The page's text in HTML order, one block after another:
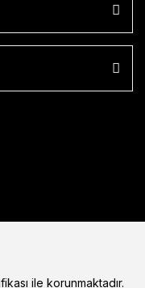
ile korunmaktadır.